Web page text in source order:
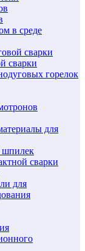
в среде
сварки
сварки
горелок
для
шпилек
сварки
для